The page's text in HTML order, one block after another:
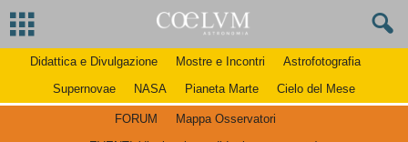
Didattica e Divulgazione Mostre e Incontri
Astrofotografia
Supernovae
NASA Pianeta Marte Cielo del Mese
FORUM
Mappa Osservatori